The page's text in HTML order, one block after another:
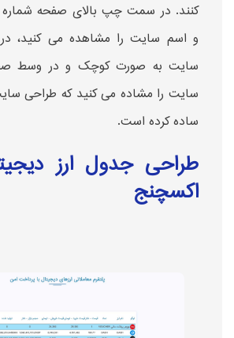
کنند. در سمت چپ بالای صفحه
و اسم سایت را مشاهده می کنید، در
سایت به صورت کوچک و در وسط
سایت را مشاده می کنید که طراحی
ساده کرده است.
طراحی جدول ارز
اکسچنج